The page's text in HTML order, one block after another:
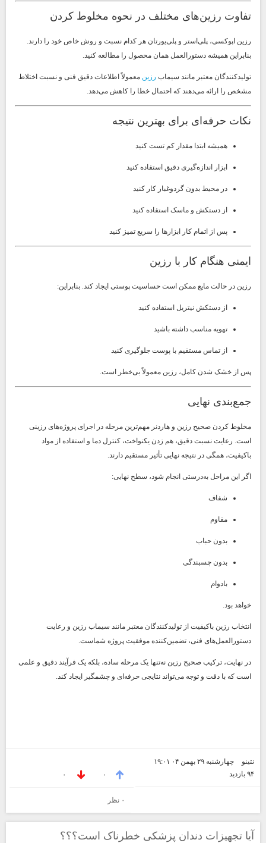
تفاوت رزین‌های مختلف در نحوه مخلوط کردن
رزین اپوکسی، پلی‌استر و پلی‌یورتان هر کدام نسبت و روش خاص خود را دارند.
بنابراین همیشه دستورالعمل همان محصول را مطالعه کنید.
تولیدکنندگان معتبر مانند سیماب رزین معمولاً اطلاعات دقیق فنی و نسبت اختلاط
مشخص را ارائه می‌دهند که احتمال خطا را کاهش می‌دهد.
نکات حرفه‌ای برای بهترین نتیجه
همیشه ابتدا مقدار کم تست کنید
ابزار اندازه‌گیری دقیق استفاده کنید
در محیط بدون گردوغبار کار کنید
از دستکش و ماسک استفاده کنید
پس از اتمام کار ابزارها را سریع تمیز کنید
ایمنی هنگام کار با رزین
رزین در حالت مایع ممکن است حساسیت پوستی ایجاد کند. بنابراین:
از دستکش نیتریل استفاده کنید
تهویه مناسب داشته باشید
از تماس مستقیم با پوست جلوگیری کنید
پس از خشک شدن کامل، رزین معمولاً بی‌خطر است.
جمع‌بندی نهایی
مخلوط کردن صحیح رزین و هاردنر مهم‌ترین مرحله در اجرای پروژه‌های رزینی
است. رعایت نسبت دقیق، هم زدن یکنواخت، کنترل دما و استفاده از مواد
باکیفیت، همگی در نتیجه نهایی تأثیر مستقیم دارند.
اگر این مراحل به‌درستی انجام شود، سطح نهایی:
شفاف
مقاوم
بدون حباب
بدون چسبندگی
بادوام
خواهد بود.
انتخاب رزین باکیفیت از تولیدکنندگان معتبر مانند سیماب رزین و رعایت
دستورالعمل‌های فنی، تضمین‌کننده موفقیت پروژه شماست.
در نهایت، ترکیب صحیح رزین نه‌تنها یک مرحله ساده، بلکه یک فرآیند دقیق و علمی
است که با دقت و توجه می‌تواند نتایجی حرفه‌ای و چشمگیر ایجاد کند.
نتینو
چهارشنبه ۲۹ بهمن ۰۴ ۱۹:۰۱
۹۴ بازديد
۰ ۰
۰ نظر
آیا تجهیزات دندان پزشکی خطرناک است؟؟؟